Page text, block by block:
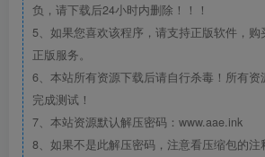
负，请下载后24小时内删除！！！
5、如果您喜欢该程序，请支持正版软件，
正版服务。
6、本站所有资源下载后请自行杀毒！所有资
完成测试！
7、本站资源默认解压密码：www.aae.ink
8、如果不是此解压密码，注意看压缩包的注